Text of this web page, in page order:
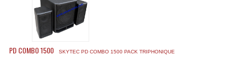
Amplificateurs Multi-Canaux
PD COMBO 1500 SKYTEC PD COMBO 1500 PACK TRIPHONIQUE